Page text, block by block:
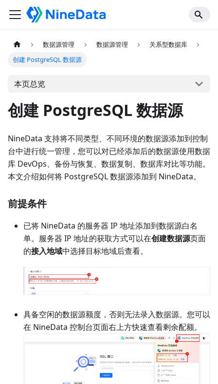
数据源管理 数据源管理
关系型数据库
创建 PostgreSQL 数据源
本页总览
创建 PostgreSQL 数据源
NineData 支持将不同类型、不同环境的数据源添加到控制
台中进行统一管理，您可以对已经添加后的数据源使用数据
库 DevOps、备份与恢复、数据复制、数据库对比等功能。
本文介绍如何将 PostgreSQL 数据源添加到 NineData。
前提条件
已将 NineData 的服务器 IP 地址添加到数据源白名
单。服务器 IP 地址的获取方式可以在创建数据源页面
的接入地域中选择目标地域后查看。
具备空闲的数据源额度，否则无法录入数据源。您可以
在 NineData 控制台页面右上方快速查看剩余配额。